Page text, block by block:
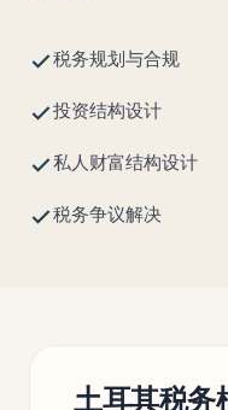
税务规划与合规
投资结构设计
私人财富结构设计
税务争议解决
土耳其税务